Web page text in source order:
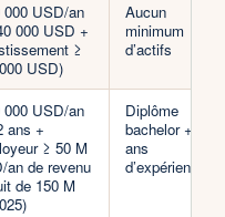
000 USD/an
000 USD +
≥
USD)
Aucun
minimum
d’actifs
000 USD/an
ans +
≥ 50 M
an de revenu
de 150 M
Diplôme
bachelor + 5
ans
d’expérience